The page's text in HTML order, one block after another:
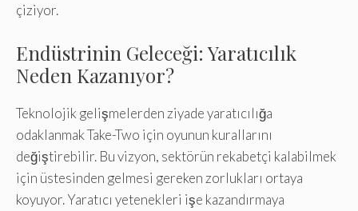
çiziyor.
Endüstrinin Geleceği: Yaratıcılık
Neden Kazanıyor?
Teknolojik gelişmelerden ziyade yaratıcılığa
odaklanmak Take-Two için oyunun kurallarını
değiştirebilir. Bu vizyon, sektörün rekabetçi kalabilmek
için üstesinden gelmesi gereken zorlukları ortaya
koyuyor. Yaratıcı yetenekleri işe kazandırmaya